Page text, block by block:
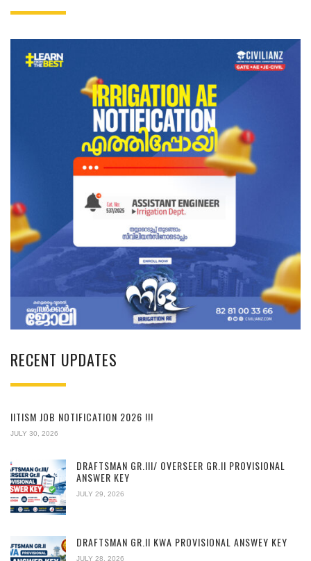
RECENT UPDATES
IITISM JOB NOTIFICATION 2026 !!!
JULY 30, 2026
DRAFTSMAN GR.III/ OVERSEER GR.II PROVISIONAL
ANSWER KEY
JULY 29, 2026
DRAFTSMAN GR.II KWA PROVISIONAL ANSWEY KEY
JULY 28, 2026